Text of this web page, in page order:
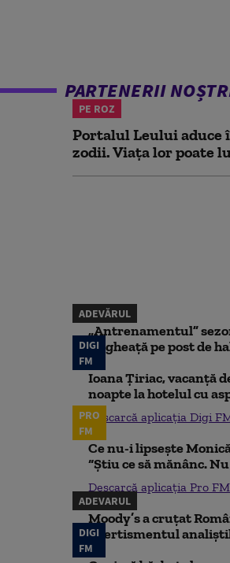
PARTENERII
PE ROZ
Portalul Leului
zodii. Viața lor poate
ADEVĂRUL
„Antrenamentul”
de gheață pe post de
DIGI
FM
Ioana Țiriac, vacanță
noapte la hotelul cu
Descarcă aplicația Digi
PRO
FM
Ce nu-i lipsește
“Știu ce să mănânc.
Descarcă aplicația Pro FM
ADEVARUL
Moody’s a cruțat
Avertismentul
DIGI
FM